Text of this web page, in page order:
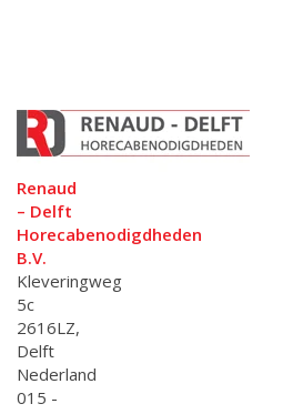
Renaud
– Delft
Horecabenodigdheden
B.V.
Kleveringweg
5c
2616LZ,
Delft
Nederland
015 -